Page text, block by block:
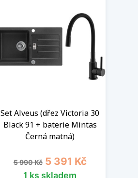
Set Alveus (dřez Victoria 30
Black 91 + baterie Mintas
Černá matná)
Běžná cena
5 990 Kč Cena
5 391 Kč
1 ks skladem